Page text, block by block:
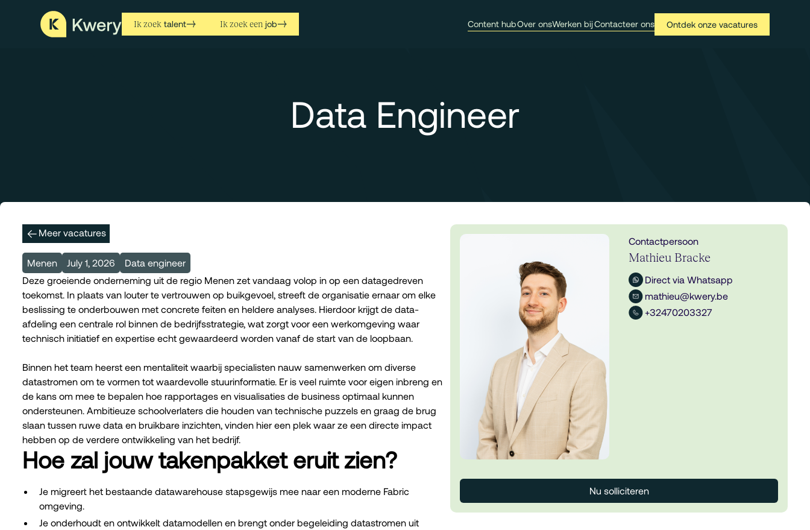
Ik zoek talent Ik zoek een job Content hubOver onsWerken bijContacteer ons Ontdek onze vacatures
Data Engineer
Meer vacatures
Menen July 1, 2026
Data engineer
Deze groeiende onderneming uit de regio Menen zet vandaag volop in op een datagedreven
toekomst. In plaats van louter te vertrouwen op buikgevoel, streeft de organisatie ernaar om elke
beslissing te onderbouwen met concrete feiten en heldere analyses. Hierdoor krijgt de data-
afdeling een centrale rol binnen de bedrijfsstrategie, wat zorgt voor een werkomgeving waar
technisch initiatief en expertise echt gewaardeerd worden vanaf de start van de loopbaan.
Binnen het team heerst een mentaliteit waarbij specialisten nauw samenwerken om diverse
datastromen om te vormen tot waardevolle stuurinformatie. Er is veel ruimte voor eigen inbreng en
de kans om mee te bepalen hoe rapportages en visualisaties de business optimaal kunnen
ondersteunen. Ambitieuze schoolverlaters die houden van technische puzzels en graag de brug
slaan tussen ruwe data en bruikbare inzichten, vinden hier een plek waar ze een directe impact
hebben op de verdere ontwikkeling van het bedrijf.
Hoe zal jouw takenpakket eruit zien?
Je migreert het bestaande datawarehouse stapsgewijs mee naar een moderne Fabric
omgeving.
Je onderhoudt en ontwikkelt datamodellen en brengt onder begeleiding datastromen uit
Contactpersoon
Mathieu Bracke
Direct via Whatsapp
mathieu@kwery.be
+32470203327
Nu solliciteren